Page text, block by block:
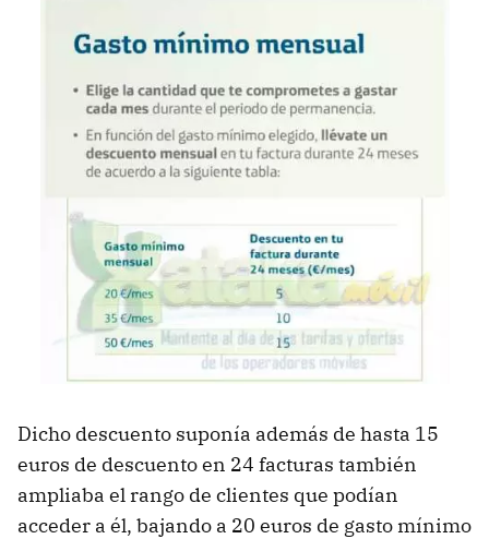
Dicho descuento suponía además de hasta 15
euros de descuento en 24 facturas también
ampliaba el rango de clientes que podían
acceder a él, bajando a 20 euros de gasto mínimo